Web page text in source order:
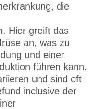
die
Hier greift das
an, was zu
und einer
führen kann.
und sind oft
inclusive der